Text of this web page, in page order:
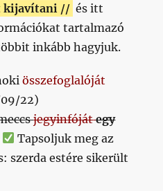
kijavítani // és itt
tartalmazó
inkább hagyjuk.
összefoglalóját
22)
jegyinfóját egy
Tapsoljuk meg az
szerda estére sikerült